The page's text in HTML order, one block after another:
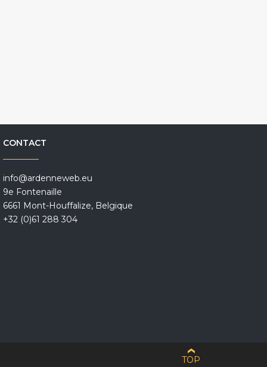
CONTACT
info@ardenneweb.eu
9e Fontenaille
6661 Mont-Houffalize, Belgique
+32 (0)61 288 304
TOP